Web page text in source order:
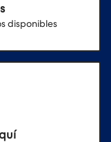
disponibles